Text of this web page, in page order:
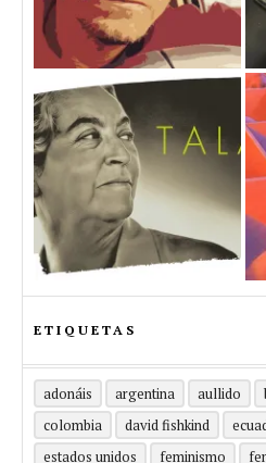
ETIQUETAS
adonáis argentina aullido
colombia
david fishkind
estados unidos
feminismo